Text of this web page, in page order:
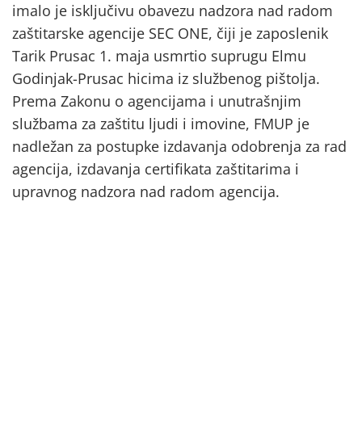
imalo je isključivu obavezu nadzora nad radom
zaštitarske agencije SEC ONE, čiji je zaposlenik
Tarik Prusac 1. maja usmrtio suprugu Elmu
Godinjak-Prusac hicima iz službenog pištolja.
Prema Zakonu o agencijama i unutrašnjim
službama za zaštitu ljudi i imovine, FMUP je
nadležan za postupke izdavanja odobrenja za rad
agencija, izdavanja certifikata zaštitarima i
upravnog nadzora nad radom agencija.